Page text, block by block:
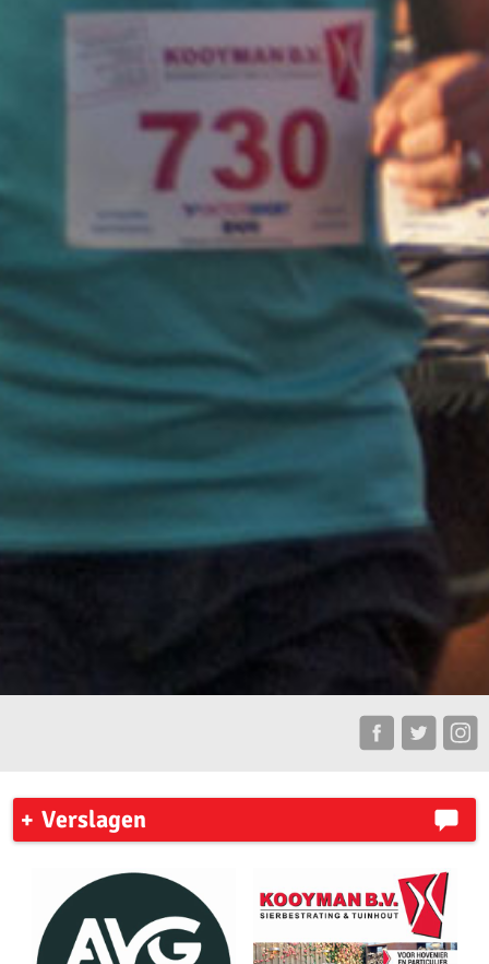
Verslagen
Ronde Venen Marathon 2023
New York City Marathon